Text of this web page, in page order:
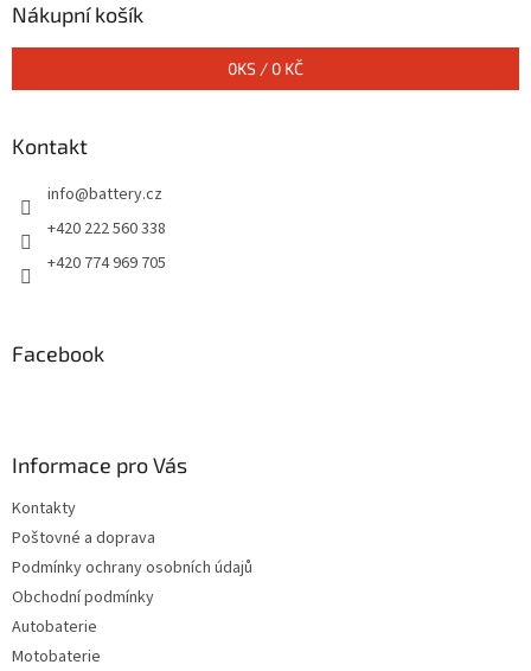
Nákupní košík
0KS / 0 KČ
Kontakt
info@battery.cz
+420 222 560 338
+420 774 969 705
Facebook
Informace pro Vás
Kontakty
Poštovné a doprava
Podmínky ochrany osobních údajů
Obchodní podmínky
Autobaterie
Motobaterie